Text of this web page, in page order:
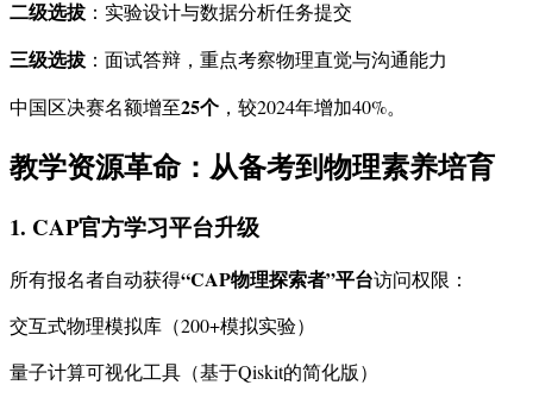
二级选拔 ：实验设计与数据分析任务提交
三级选拔 ：面试答辩，重点考察物理直觉与沟通能力
中国区决赛名额增至25个 ，较2024年增加40%。
教学资源革命：从备考到物理素养培育
1. CAP官方学习平台升级
所有报名者自动获得“CAP物理探索者”平台访问权限：
交互式物理模拟库（200+模拟实验）
量子计算可视化工具（基于Qiskit的简化版）